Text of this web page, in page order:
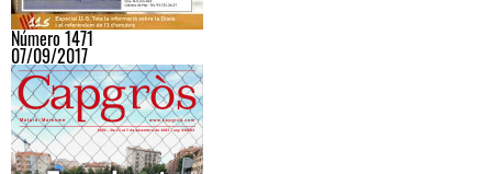
Número 1471
07/09/2017